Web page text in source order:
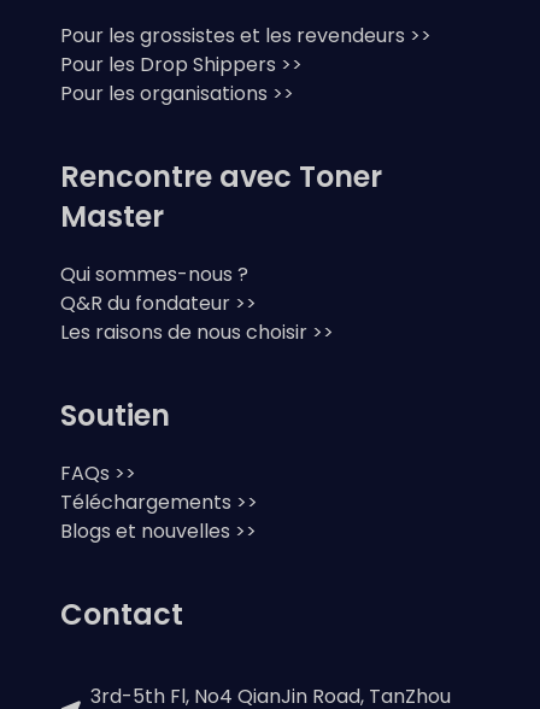
Pour les grossistes et les revendeurs >>
Pour les Drop Shippers >>
Pour les organisations >>
Rencontre avec Toner
Master
Qui sommes-nous ?
Q&R du fondateur >>
Les raisons de nous choisir >>
Soutien
FAQs >>
Téléchargements >>
Blogs et nouvelles >>
Contact
3rd-5th Fl, No4 QianJin Road, TanZhou